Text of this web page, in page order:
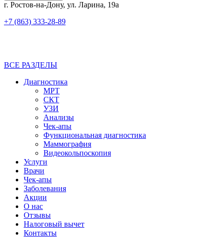
г. Ростов-на-Дону, ул. Ларина, 19а
+7 (863) 333-28-89
ВСЕ РАЗДЕЛЫ
Диагностика
МРТ
СКТ
УЗИ
Анализы
Чек-апы
Функциональная диагностика
Маммография
Видеокольпоскопия
Услуги
Врачи
Чек-апы
Заболевания
Акции
О нас
Отзывы
Налоговый вычет
Контакты